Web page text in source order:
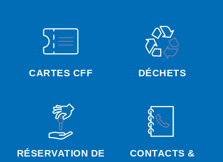
CARTES CFF DÉCHETS
RÉSERVATION DE
CONTACTS &